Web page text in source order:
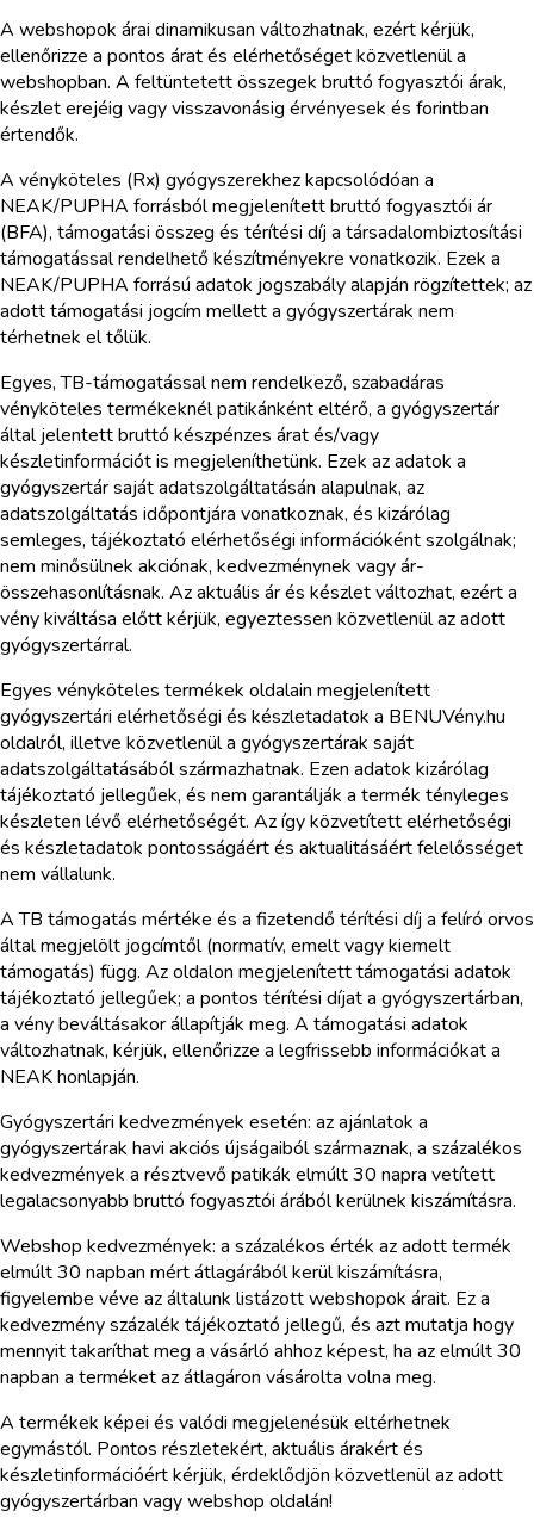
A webshopok árai dinamikusan változhatnak, ezért kérjük,
ellenőrizze a pontos árat és elérhetőséget közvetlenül a
webshopban. A feltüntetett összegek bruttó fogyasztói árak,
készlet erejéig vagy visszavonásig érvényesek és forintban
értendők.
A vényköteles (Rx) gyógyszerekhez kapcsolódóan a
NEAK/PUPHA forrásból megjelenített bruttó fogyasztói ár
(BFA), támogatási összeg és térítési díj a társadalombiztosítási
támogatással rendelhető készítményekre vonatkozik. Ezek a
NEAK/PUPHA forrású adatok jogszabály alapján rögzítettek; az
adott támogatási jogcím mellett a gyógyszertárak nem
térhetnek el tőlük.
Egyes, TB-támogatással nem rendelkező, szabadáras
vényköteles termékeknél patikánként eltérő, a gyógyszertár
által jelentett bruttó készpénzes árat és/vagy
készletinformációt is megjeleníthetünk. Ezek az adatok a
gyógyszertár saját adatszolgáltatásán alapulnak, az
adatszolgáltatás időpontjára vonatkoznak, és kizárólag
semleges, tájékoztató elérhetőségi információként szolgálnak;
nem minősülnek akciónak, kedvezménynek vagy ár-
összehasonlításnak. Az aktuális ár és készlet változhat, ezért a
vény kiváltása előtt kérjük, egyeztessen közvetlenül az adott
gyógyszertárral.
Egyes vényköteles termékek oldalain megjelenített
gyógyszertári elérhetőségi és készletadatok a BENUVény.hu
oldalról, illetve közvetlenül a gyógyszertárak saját
adatszolgáltatásából származhatnak. Ezen adatok kizárólag
tájékoztató jellegűek, és nem garantálják a termék tényleges
készleten lévő elérhetőségét. Az így közvetített elérhetőségi
és készletadatok pontosságáért és aktualitásáért felelősséget
nem vállalunk.
A TB támogatás mértéke és a fizetendő térítési díj a felíró orvos
által megjelölt jogcímtől (normatív, emelt vagy kiemelt
támogatás) függ. Az oldalon megjelenített támogatási adatok
tájékoztató jellegűek; a pontos térítési díjat a gyógyszertárban,
a vény beváltásakor állapítják meg. A támogatási adatok
változhatnak, kérjük, ellenőrizze a legfrissebb információkat a
NEAK honlapján.
Gyógyszertári kedvezmények esetén: az ajánlatok a
gyógyszertárak havi akciós újságaiból származnak, a százalékos
kedvezmények a résztvevő patikák elmúlt 30 napra vetített
legalacsonyabb bruttó fogyasztói árából kerülnek kiszámításra.
Webshop kedvezmények: a százalékos érték az adott termék
elmúlt 30 napban mért átlagárából kerül kiszámításra,
figyelembe véve az általunk listázott webshopok árait. Ez a
kedvezmény százalék tájékoztató jellegű, és azt mutatja hogy
mennyit takaríthat meg a vásárló ahhoz képest, ha az elmúlt 30
napban a terméket az átlagáron vásárolta volna meg.
A termékek képei és valódi megjelenésük eltérhetnek
egymástól. Pontos részletekért, aktuális árakért és
készletinformációért kérjük, érdeklődjön közvetlenül az adott
gyógyszertárban vagy webshop oldalán!